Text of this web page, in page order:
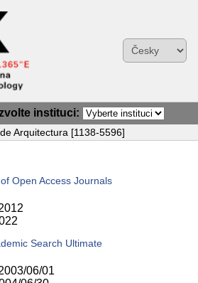
instituci:
Arquitectura [1138-5596]
Open Access Journals
Search Ultimate
06/01